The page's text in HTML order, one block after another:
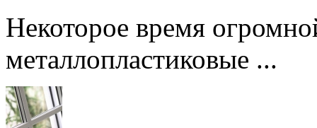
Некоторое время
металлопластиковые ...